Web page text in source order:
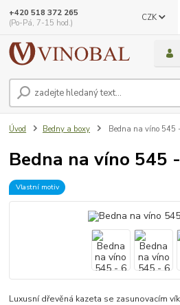
CZK
+420 518 372 265
(Po-Pá, 7-15 hod.)
Úvod Bedny a boxy Bedna na víno 545
Bedna na víno 545
Vlastní motiv
Luxusní dřevěná kazeta se zasunovacím